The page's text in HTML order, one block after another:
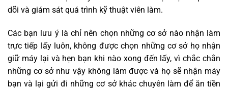
dõi và giám sát quá trình kỹ thuật viên làm.
Các bạn lưu ý là chỉ nên chọn những cơ sở nào nhận làm
trực tiếp lấy luôn, không được chọn những cơ sở họ nhận
giữ máy lại và hẹn bạn khi nào xong đến lấy, vì chắc chắn
những cơ sở như vậy không làm được và họ sẽ nhận máy
bạn và lại gửi đi những cơ sở khác chuyên làm để ăn tiền